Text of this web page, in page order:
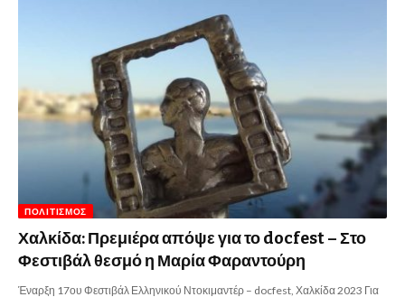
ΠΟΛΙΤΙΣΜΌΣ
Χαλκίδα: Πρεμιέρα απόψε για το docfest – Στο
Φεστιβάλ θεσμό η Μαρία Φαραντούρη
Έναρξη 17ου Φεστιβάλ Ελληνικού Ντοκιμαντέρ – docfest, Χαλκίδα 2023 Για